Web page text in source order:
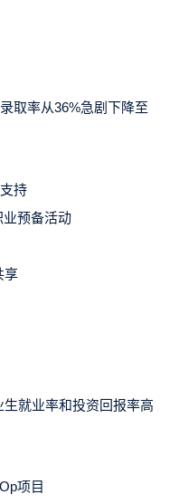
取率从36%急剧下降至
持
预备活动
享
就业率和投资回报率高
项目